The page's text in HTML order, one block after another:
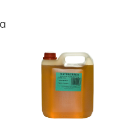
3.80€
through